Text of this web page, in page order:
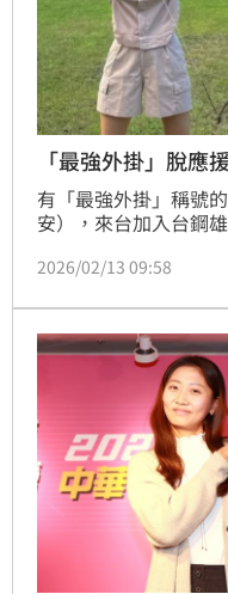
「最強外掛」脫應
有「最強外掛」稱號
安），來台加入台鋼
蹤數高達77.7萬持續
身專注冷靜的射箭選
論焦點。
2026/02/13 09:58